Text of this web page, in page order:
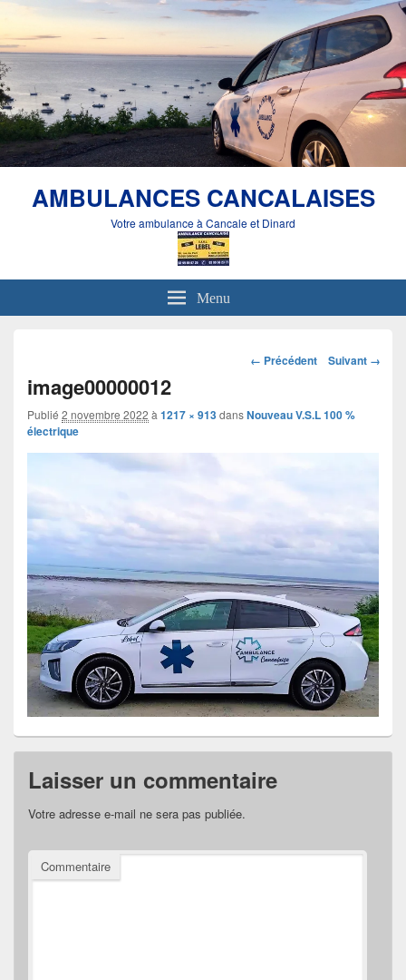
AMBULANCES CANCALAISES
Votre ambulance à Cancale et Dinard
Menu
Navigation
images
← Précédent Suivant →
image00000012
Publié 2 novembre 2022 à 1217 × 913dansNouveau V.S.L 100 %
électrique
Laisser un commentaire
Votre adresse e-mail ne sera pas publiée.
Commentaire